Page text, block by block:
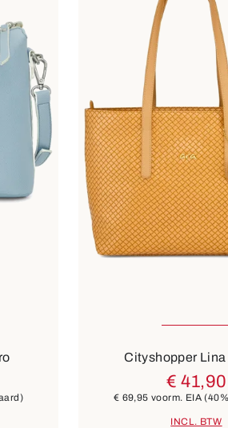
wit beige
Cityshopper
€ 41,90
€ 69,95 voorm. EIA
INCL. BTW